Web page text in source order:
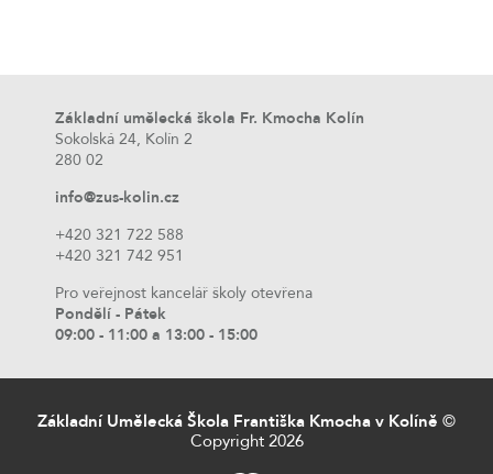
Základní umělecká škola Fr. Kmocha Kolín
Sokolská 24, Kolín 2
280 02
info@zus-kolin.cz
+420 321 722 588
+420 321 742 951
Pro veřejnost kancelář školy otevřena
Pondělí - Pátek
09:00 - 11:00 a 13:00 - 15:00
Základní Umělecká Škola Františka Kmocha v Kolíně ©
Copyright 2026